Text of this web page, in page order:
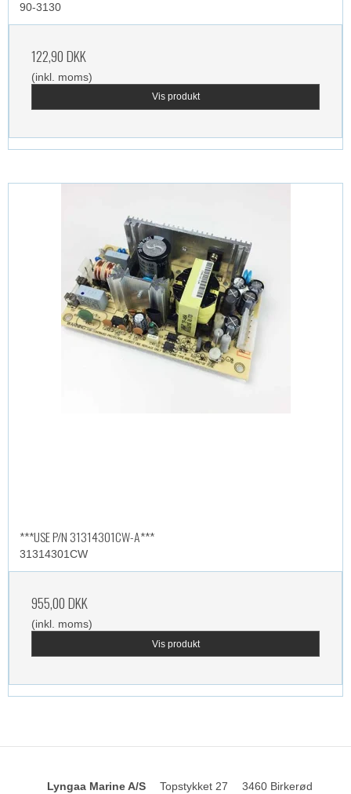
90-3130
122,90 DKK
(inkl. moms)
Vis produkt
***USE P/N 31314301CW-A***
31314301CW
955,00 DKK
(inkl. moms)
Vis produkt
Lyngaa Marine A/S Topstykket 27 3460 Birkerød